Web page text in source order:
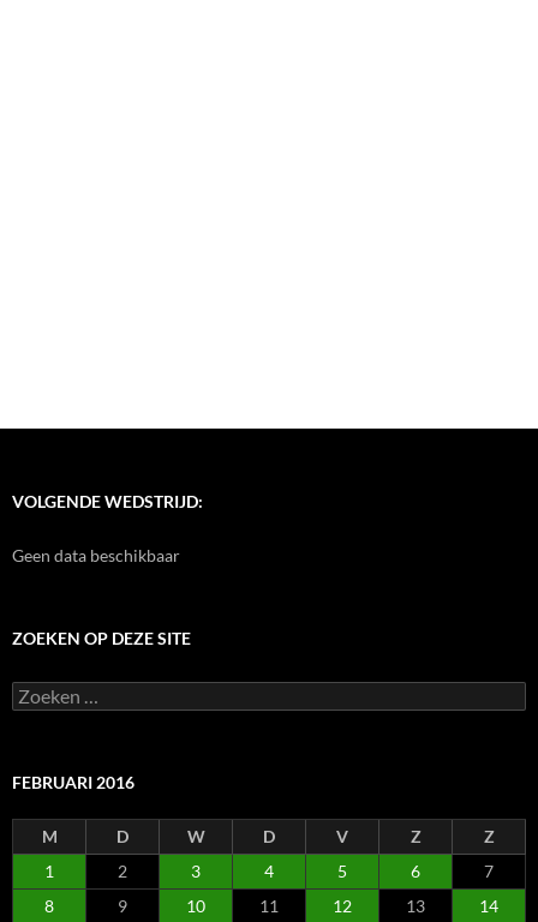
VOLGENDE WEDSTRIJD:
Geen data beschikbaar
ZOEKEN OP DEZE SITE
Zoeken
naar:
FEBRUARI 2016
M D W D V Z
Z
1
2 3 4 5 6
7
8
9 10 11 12 13
14